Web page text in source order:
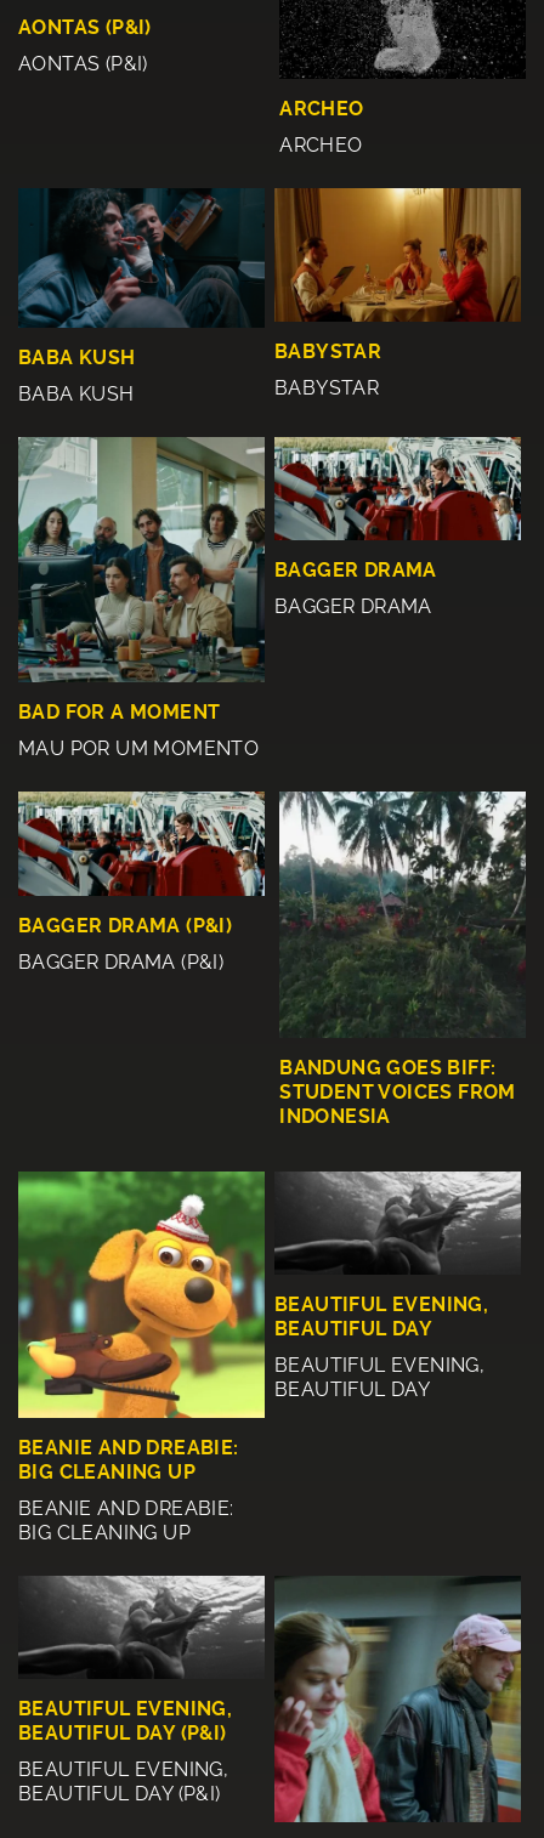
AONTAS (P&I)
AONTAS (P&I)
ARCHEO
ARCHEO
BABA KUSH
BABA KUSH
BABYSTAR
BABYSTAR
BAD FOR A MOMENT
MAU POR UM MOMENTO
BAGGER DRAMA
BAGGER DRAMA
BAGGER DRAMA (P&I)
BAGGER DRAMA (P&I)
BANDUNG GOES BIFF:
STUDENT VOICES FROM
INDONESIA
BEANIE AND DREABIE:
BIG CLEANING UP
BEANIE AND DREABIE:
BIG CLEANING UP
BEAUTIFUL EVENING,
BEAUTIFUL DAY
BEAUTIFUL EVENING,
BEAUTIFUL DAY
BEAUTIFUL EVENING,
BEAUTIFUL DAY (P&I)
BEAUTIFUL EVENING,
BEAUTIFUL DAY (P&I)